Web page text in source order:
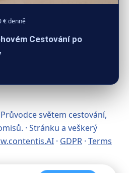
€ denně
Cestování po
světem cestování,
· Stránku a veškerý
· GDPR · Terms